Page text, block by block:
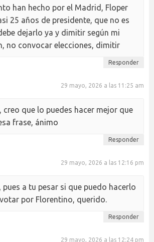
han hecho por el Madrid, Floper
25 años de presidente, que no es
dejarlo ya y dimitir según mi
no convocar elecciones, dimitir
Responder
29 mayo, 2026 a las 11:25 am
creo que lo puedes hacer mejor que
frase, ánimo
Responder
29 mayo, 2026 a las 12:16 pm
a tu pesar si que puedo hacerlo
por Florentino, querido.
Responder
29 mayo, 2026 a las 12:24 pm